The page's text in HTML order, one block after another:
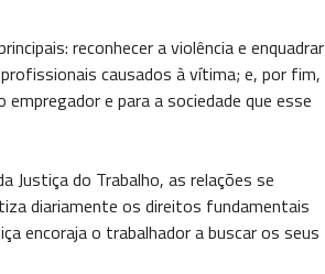
reconhecer a violência e enquadrar
causados à vítima; e, por fim,
e para a sociedade que esse
Justiça do Trabalho, as relações se
diariamente os direitos fundamentais
encoraja o trabalhador a buscar os seus